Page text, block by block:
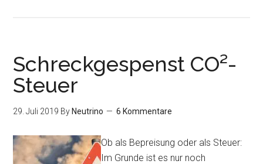
als
nächste
Energie
Schreckgespenst CO²-
Steuer
29. Juli 2019 ByNeutrino 6 Kommentare
Ob als Bepreisung oder als Steuer:
Im Grunde ist es nur noch